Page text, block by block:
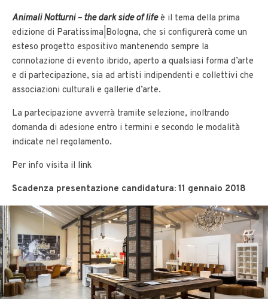
Animali Notturni – the dark side of lifeè il tema della prima
edizione di Paratissima|Bologna, che si configurerà come un
esteso progetto espositivo mantenendo sempre la
connotazione di evento ibrido, aperto a qualsiasi forma d’arte
e di partecipazione, sia ad artisti indipendenti e collettivi che
associazioni culturali e gallerie d’arte.
La partecipazione avverrà tramite selezione, inoltrando
domanda di adesione entro i termini e secondo le modalità
indicate nel regolamento.
Per info visita il link
Scadenza presentazione candidatura: 11 gennaio 2018